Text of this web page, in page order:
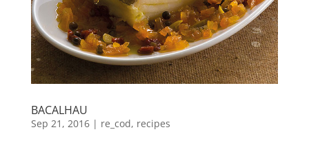
BACALHAU
Sep 21, 2016| re_cod, recipes